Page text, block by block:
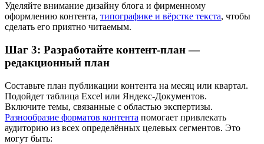
Уделяйте внимание дизайну блога и фирменному
оформлению контента, типографике и вёрстке текста, чтобы
сделать его приятно читаемым.
Шаг 3: Разработайте контент-план —
редакционный план
Составьте план публикации контента на месяц или квартал.
Подойдет таблица Excel или Яндекс-Документов.
Включите темы, связанные с областью экспертизы.
Разнообразие форматов контента помогает привлекать
аудиторию из всех определённых целевых сегментов. Это
могут быть: